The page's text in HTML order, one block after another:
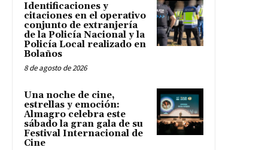
Identificaciones y
citaciones en el operativo
conjunto de extranjería
de la Policía Nacional y la
Policía Local realizado en
Bolaños
8 de agosto de 2026
Una noche de cine,
estrellas y emoción:
Almagro celebra este
sábado la gran gala de su
Festival Internacional de
Cine